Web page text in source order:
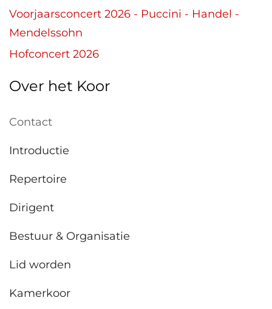
Voorjaarsconcert 2026 - Puccini - Handel -
Mendelssohn
Hofconcert 2026
Over het Koor
Contact
Introductie
Repertoire
Dirigent
Bestuur & Organisatie
Lid worden
Kamerkoor